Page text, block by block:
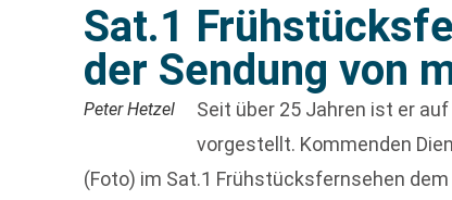
Sat.1
der Sendung von
Peter Hetzel
Seit über 25 Jahren ist er
vorgestellt. Kommenden
(Foto) im Sat.1 Frühstücksfernsehen